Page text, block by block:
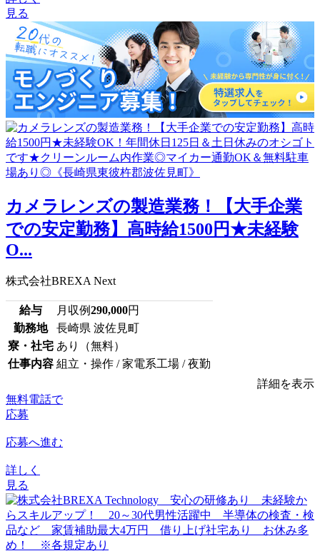
見る
カメラレンズの製造業務！【大手企業
での安定勤務】高時給1500円★未経験
O...
株式会社BREXA Next
給与 月収例290,000円
勤務地
長崎県 波佐見町
寮・社宅 あり（無料）
仕事内容 組立・操作 / 家電系工場 / 夜勤
詳細を表示
無料電話で
応募
応募へ進む
詳しく
見る